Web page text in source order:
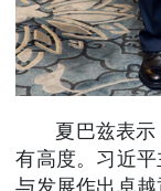
夏巴兹表
有高度。习近
与发展作出卓